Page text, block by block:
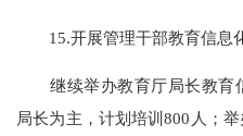
15.开展管理干部教育信息化
继续举办教育厅局长教育
局长为主，计划培训800人；